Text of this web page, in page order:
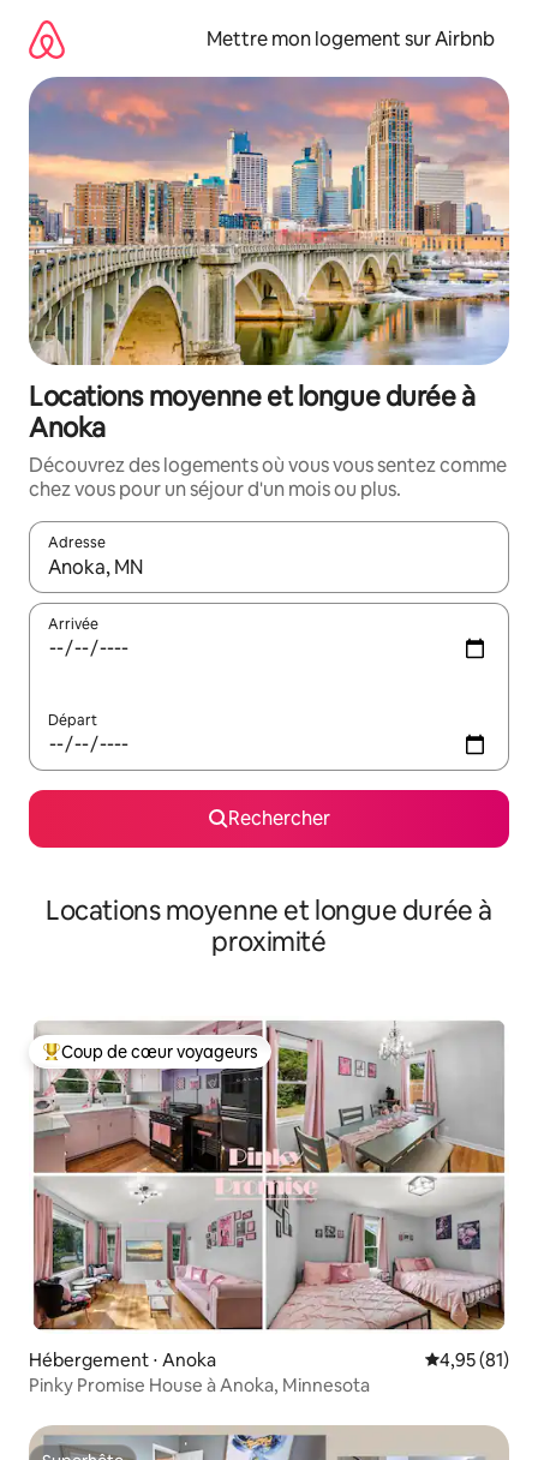
directement
contenu
Mettre mon logement sur Airbnb
Locations moyenne et longue durée à
Anoka
Découvrez des logements où vous vous sentez comme
chez vous pour un séjour d'un mois ou plus.
Adresse
Lorsque les résultats s'affichent, utilisez les flèches vers le
Arrivée
Départ
Rechercher
Locations moyenne et longue durée à
proximité
Coups de cœur voyageurs les plus appréciés
Coup de cœur voyageurs
Hébergement ⋅ Anoka Évaluation
4,95 (81)
Pinky Promise House à Anoka, Minnesota